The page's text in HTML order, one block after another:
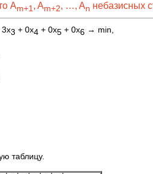
Am+1, Am+2, …, An небазисных
3х3 + 0х4 + 0х5 + 0x6 → min,
таблицу.